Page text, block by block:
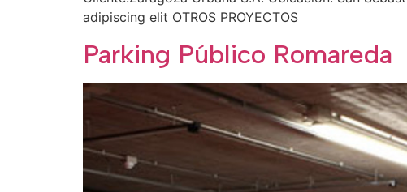
adipiscing elit OTROS PROYECTOS
Parking Público Romareda